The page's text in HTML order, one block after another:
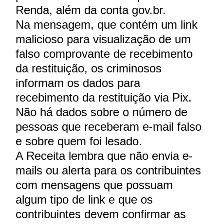
Renda, além da conta gov.br.
Na mensagem, que contém um link
malicioso para visualização de um
falso comprovante de recebimento
da restituição, os criminosos
informam os dados para
recebimento da restituição via Pix.
Não há dados sobre o número de
pessoas que receberam e-mail falso
e sobre quem foi lesado.
A Receita lembra que não envia e-
mails ou alerta para os contribuintes
com mensagens que possuam
algum tipo de link e que os
contribuintes devem confirmar as